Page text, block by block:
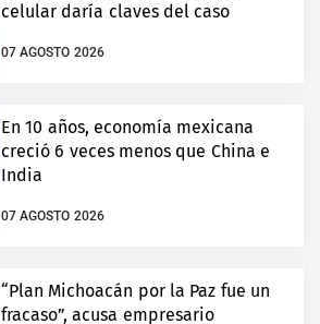
celular daría claves del caso
07 AGOSTO 2026
En 10 años, economía mexicana
creció 6 veces menos que China e
India
07 AGOSTO 2026
“Plan Michoacán por la Paz fue un
fracaso”, acusa empresario